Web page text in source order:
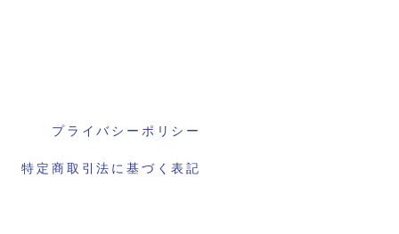
プライバシーポリシー
特定商取引法に基づく表記